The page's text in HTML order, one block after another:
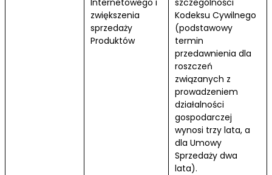
zwiększenia
sprzedaży
Produktów
Kodeksu Cywilnego
(podstawowy
termin
przedawnienia dla
roszczeń
związanych z
prowadzeniem
działalności
gospodarczej
wynosi trzy lata, a
dla Umowy
Sprzedaży dwa
lata).